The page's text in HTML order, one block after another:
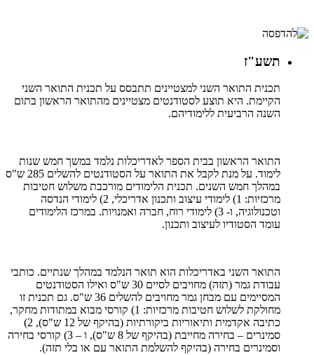
תשע"ז
תכנית התואר השני למצטיינים תתבסס על תכנית התואר השני
הקיימת. היא תוצע לסטודנטים מצטיינים מהתואר הראשון בתום
השנה הרביעית ללימודיהם.
התואר הראשון בבית הספר לאדריכלות נלמד במשך חמש שנות
לימוד. על מנת לקבל את התואר על הסטודנטים להשלים 285 ש"ס
במהלך חמש השנים. תכנית הלימודים מורכבת משלוש חטיבות
מרכזיות: 1) לימודי עיצוב ותכנון אדריכלי, 2) לימודי הנדסה
וטכנולוגיה, ו- 3) לימודי רוח, חברה ואמנויות. במרכז הלימודים
עומד הסטודיו לעיצוב ותכנון.
התואר השני באדריכלות הוא תואר הנלמד במהלך שנתיים. כותבי
עבודת גמר (תזה) מחויבים לסיים 30 ש"ס ואילו הסטודנטים
המסיימים עם מבחן גמר מחויבים להשלים 36 ש"ס. גם תכנית זו
מחולקת לשלוש חטיבות מרכזיות: 1) קורסי מבוא במתודות מחקר,
כתיבה אקדמית ותיאוריות ביקורתיות (בהיקף של 12 ש"ס), 2)
סמינרים – בחירה מחייבת (בהיקף של 8 ש"ס), ו – 3) קורסי בחירה
וסמינרים בחירה (בהיקף להשלמת התואר עם או בלי תזה).